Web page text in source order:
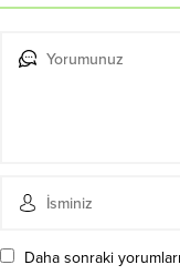
Daha sonraki